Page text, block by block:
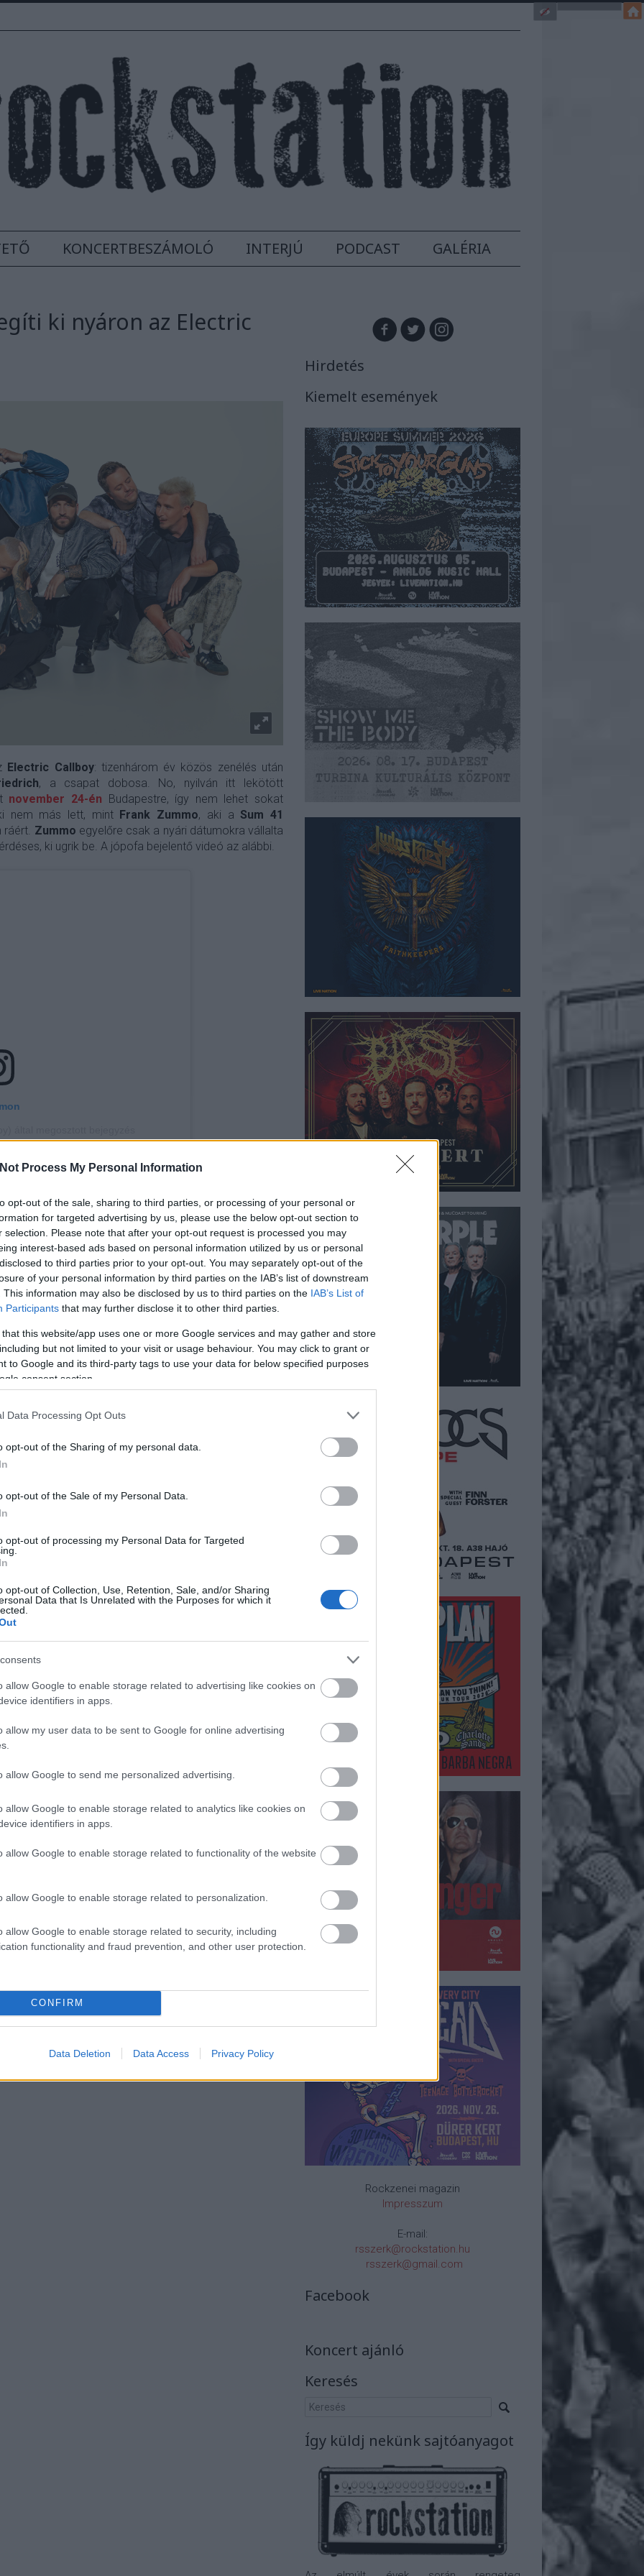
Process My Personal Information
opt-out of the sale, sharing to third parties, or processing of your personal or
for targeted advertising by us, please use the below opt-out section to
selection. Please note that after your opt-out request is processed you may
interest-based ads based on personal information utilized by us or personal
to third parties prior to your opt-out. You may separately opt-out of the
of your personal information by third parties on the IAB’s list of downstream
This information may also be disclosed by us to third parties on the IAB’s List of
Participants that may further disclose it to other third parties.
that this website/app uses one or more Google services and may gather and store
but not limited to your visit or usage behaviour. You may click to grant or
to Google and its third-party tags to use your data for below specified purposes
consent section.
Data Processing Opt Outs
opt-out of the Sharing of my personal data.
opt-out of the Sale of my Personal Data.
opt-out of processing my Personal Data for Targeted
opt-out of Collection, Use, Retention, Sale, and/or Sharing
Data that Is Unrelated with the Purposes for which it
allow Google to enable storage related to advertising like cookies on
identifiers in apps.
allow my user data to be sent to Google for online advertising
allow Google to send me personalized advertising.
allow Google to enable storage related to analytics like cookies on
identifiers in apps.
allow Google to enable storage related to functionality of the website
allow Google to enable storage related to personalization.
allow Google to enable storage related to security, including
functionality and fraud prevention, and other user protection.
CONFIRM
Data Deletion Data Access Privacy Policy
KONCERTBESZÁMOLÓ INTERJÚ PODCAST GALÉRIA
ki nyáron az Electric
Electric Callboy: tizenhárom év közös zenélés után
, a csapat dobosa. No, nyilván itt lekötött
november 24-én Budapestre, így nem lehet sokat
nem más lett, mintFrank Zummo, aki a Sum 41
Zummo egyelőre csak a nyári dátumokra vállalta
ki ugrik be. A jópofa bejelentő videó az alábbi.
sum41
electric callboy
trackback címe:
felhasználói tartalomnak minősülnek, értük a
nem vállal, azokat nem ellenőrzi. Kifogás esetén forduljon a blog
feltételekben
! ‐Belépés Facebookkal
Hirdetés
Kiemelt események
Rockzenei magazin
Impresszum
E-mail:
rsszerk@rockstation.hu
rsszerk@gmail.com
Facebook
Koncert ajánló
Keresés
Így küldj nekünk sajtóanyagot